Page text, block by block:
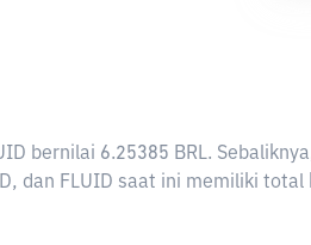
bernilai 6.25385 BRL.
dan FLUID saat ini memiliki